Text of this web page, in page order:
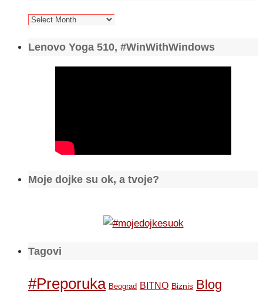
Arhiva
Lenovo Yoga 510, #WinWithWindows
Moje dojke su ok, a tvoje?
Tagovi
#Preporuka Beograd BITNO Biznis Blog